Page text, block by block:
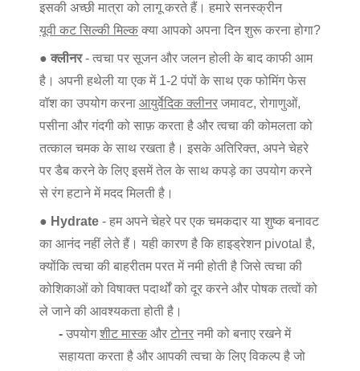
इसकी अच्छी मात्रा को लागू करते हैं। हमारे सनस्क्रीन
यूवी कट सिल्की मिल्क क्या आपको अपना दिन शुरू करना होगा?
● क्लीनर- त्वचा पर सूजन और जलन होली के बाद काफी आम
है। अपनी हथेली या एक में 1-2 पंपों के साथ एक फोमिंग फेस
वॉश का उपयोग करना आयुर्वेदिक क्लीनर जमावट, रोगाणुओं,
पसीना और गंदगी को साफ़ करता है और त्वचा की कोमलता को
तत्काल चमक के साथ रखता है। इसके अतिरिक्त, अपने चेहरे
पर डैब करने के लिए इसमें तेल के साथ कपड़े का उपयोग करने
से रंग हटाने में मदद मिलती है।
● Hydrate - हम अपने चेहरे पर एक चमकदार या शुष्क बनावट
का आनंद नहीं लेते हैं। यही कारण है कि हाइड्रेशन pivotal है,
क्योंकि त्वचा की बाहरीतम परत में नमी होती है जिसे त्वचा की
कोशिकाओं को विषाक्त पदार्थों को दूर करने और पोषक तत्वों को
ले जाने की आवश्यकता होती है।
- उपयोगशीट मास्क और टोनर नमी को बनाए रखने में
सहायता करता है और आपकी त्वचा के लिए विकल्प है जो